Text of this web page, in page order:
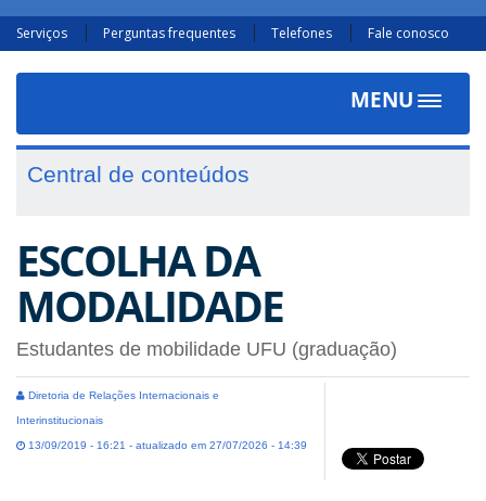
Serviços Perguntas frequentes Telefones Fale conosco
MENU
Toggle
Central de conteúdos
ESCOLHA DA
MODALIDADE
Estudantes de mobilidade UFU (graduação)
Diretoria de Relações Internacionais e
Interinstitucionais
13/09/2019 - 16:21 - atualizado em 27/07/2026 - 14:39